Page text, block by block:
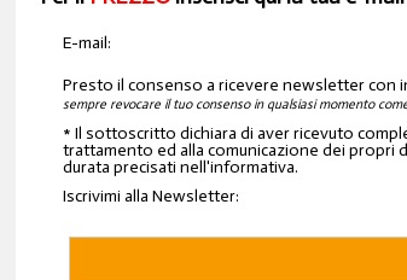
E-mail:
Presto il consenso a ricevere newsletter
sempre revocare il tuo consenso in qualsiasi momento
* Il sottoscritto dichiara di aver ricevuto
trattamento ed alla comunicazione dei propri
durata precisati nell'informativa.
Iscrivimi alla Newsletter: